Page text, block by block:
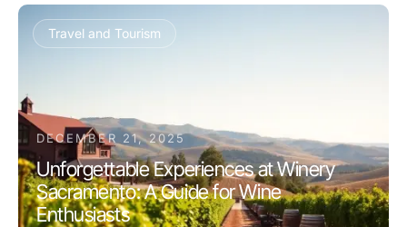
Travel and Tourism
DECEMBER 21, 2025
Unforgettable Experiences at Winery
Sacramento: A Guide for Wine
Enthusiasts